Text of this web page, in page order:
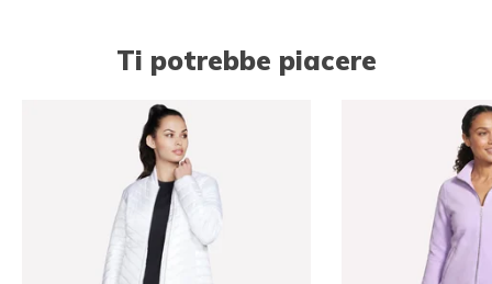
Ti potrebbe piacere